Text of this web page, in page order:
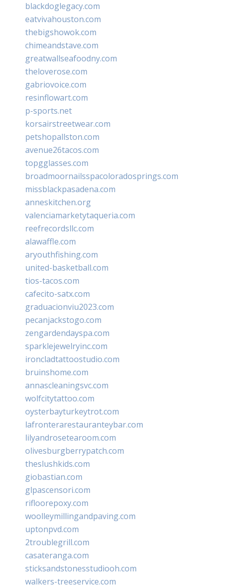
blackdoglegacy.com
eatvivahouston.com
thebigshowok.com
chimeandstave.com
greatwallseafoodny.com
theloverose.com
gabriovoice.com
resinflowart.com
p-sports.net
korsairstreetwear.com
petshopallston.com
avenue26tacos.com
topgglasses.com
broadmoornailsspacoloradosprings.com
missblackpasadena.com
anneskitchen.org
valenciamarketytaqueria.com
reefrecordsllc.com
alawaffle.com
aryouthfishing.com
united-basketball.com
tios-tacos.com
cafecito-satx.com
graduacionviu2023.com
pecanjackstogo.com
zengardendayspa.com
sparklejewelryinc.com
ironcladtattoostudio.com
bruinshome.com
annascleaningsvc.com
wolfcitytattoo.com
oysterbayturkeytrot.com
lafronterarestauranteybar.com
lilyandrosetearoom.com
olivesburgberrypatch.com
theslushkids.com
giobastian.com
glpascensori.com
rifloorepoxy.com
woolleymillingandpaving.com
uptonpvd.com
2troublegrill.com
casateranga.com
sticksandstonesstudiooh.com
walkers-treeservice.com